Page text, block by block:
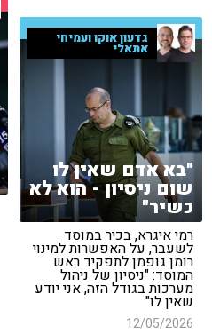
גדעון אוקו ועמיחי
אתאלי
"בא אדם שאין לו
שום ניסיון - הוא לא
כשיר"
רמי איגרא, בכיר במוסד
לשעבר, על האפשרות למינוי
רומן גופמן לתפקיד ראש
המוסד: "ניסיון של ניהול
מערכות בגודל הזה, אני יודע
שאין לו"
12/05/2026